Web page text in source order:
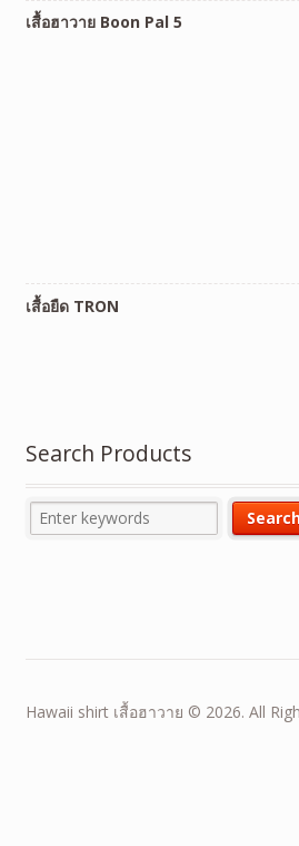
เสื้อฮาวาย Boon Pal 5
เสื้อยืด TRON
Search Products
Hawaii shirt เสื้อฮาวาย © 2026. All